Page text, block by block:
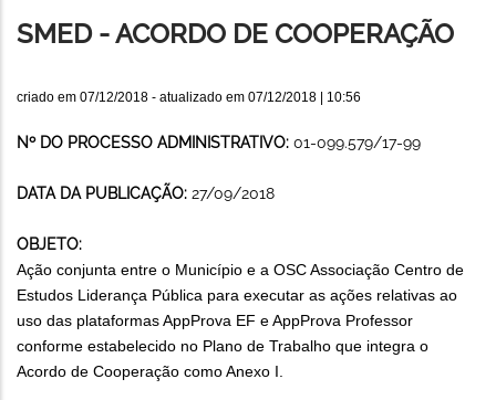
navegação
SMED - ACORDO DE COOPERAÇÃO
criado em 07/12/2018 - atualizado em 07/12/2018 | 10:56
Nº DO PROCESSO ADMINISTRATIVO: 01-099.579/17-99
DATA DA PUBLICAÇÃO: 27/09/2018
OBJETO:
Ação conjunta entre o Município e a OSC Associação Centro de
Estudos Liderança Pública para executar as ações relativas ao
uso das plataformas AppProva EF e AppProva Professor
conforme estabelecido no Plano de Trabalho que integra o
Acordo de Cooperação como Anexo I.